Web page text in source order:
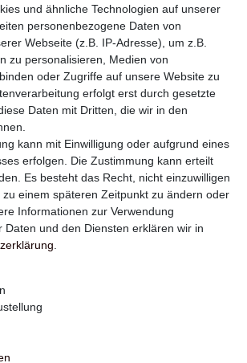
widerrufen.**
Abonnieren
und ähnliche Technologien auf unserer
personenbezogene Daten von
Webseite (z.B. IP-Adresse), um z.B.
zu personalisieren, Medien von
oder Zugriffe auf unsere Website zu
erfolgt erst durch gesetzte
Daten mit Dritten, die wir in den
kann mit Einwilligung oder aufgrund eines
erfolgen. Die Zustimmung kann erteilt
Es besteht das Recht, nicht einzuwilligen
zu einem späteren Zeitpunkt zu ändern oder
Informationen zur Verwendung
Daten und den Diensten erklären wir in